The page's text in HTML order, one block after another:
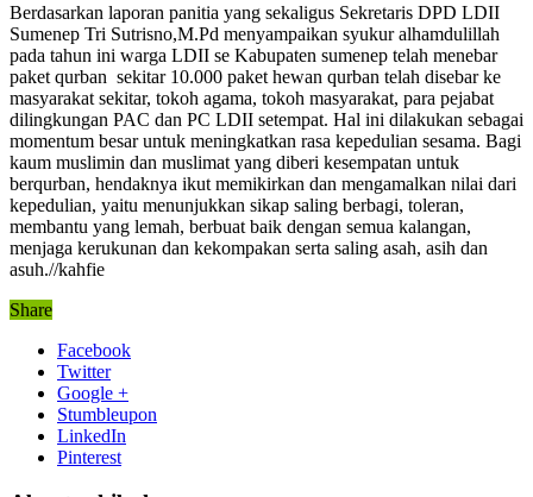
Berdasarkan laporan panitia yang sekaligus Sekretaris DPD LDII
Sumenep Tri Sutrisno,M.Pd menyampaikan syukur alhamdulillah
pada tahun ini warga LDII se Kabupaten sumenep telah menebar
paket qurban sekitar 10.000 paket hewan qurban telah disebar ke
masyarakat sekitar, tokoh agama, tokoh masyarakat, para pejabat
dilingkungan PAC dan PC LDII setempat. Hal ini dilakukan sebagai
momentum besar untuk meningkatkan rasa kepedulian sesama. Bagi
kaum muslimin dan muslimat yang diberi kesempatan untuk
berqurban, hendaknya ikut memikirkan dan mengamalkan nilai dari
kepedulian, yaitu menunjukkan sikap saling berbagi, toleran,
membantu yang lemah, berbuat baik dengan semua kalangan,
menjaga kerukunan dan kekompakan serta saling asah, asih dan
asuh.//kahfie
Share
Facebook
Twitter
Google +
Stumbleupon
LinkedIn
Pinterest